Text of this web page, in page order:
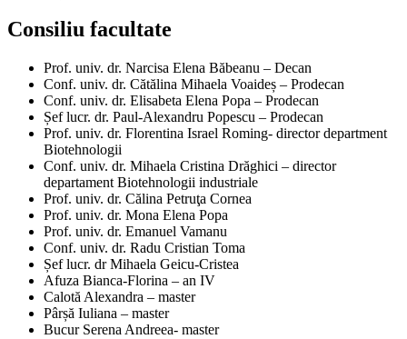
Consiliu facultate
Prof. univ. dr. Narcisa Elena Băbeanu – Decan
Conf. univ. dr. Cătălina Mihaela Voaideș – Prodecan
Conf. univ. dr. Elisabeta Elena Popa – Prodecan
Șef lucr. dr. Paul-Alexandru Popescu – Prodecan
Prof. univ. dr. Florentina Israel Roming- director department
Biotehnologii
Conf. univ. dr. Mihaela Cristina Drăghici – director
departament Biotehnologii industriale
Prof. univ. dr. Călina Petruţa Cornea
Prof. univ. dr. Mona Elena Popa
Prof. univ. dr. Emanuel Vamanu
Conf. univ. dr. Radu Cristian Toma
Șef lucr. dr Mihaela Geicu-Cristea
Afuza Bianca-Florina – an IV
Calotă Alexandra – master
Pârșă Iuliana – master
Bucur Serena Andreea- master